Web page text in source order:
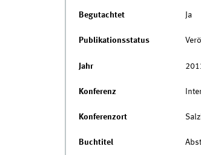
Begutachtet Ja
Publikationsstatus
Jahr
Konferenz
Konferenzort
Buchtitel